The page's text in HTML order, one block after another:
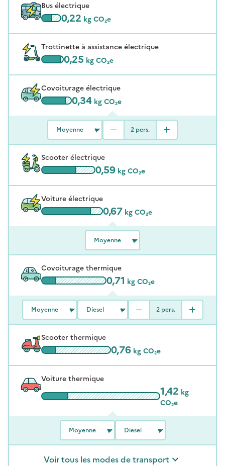
Bus électrique
0,22 kg CO₂e
Trottinette à assistance électrique
0,25 kg CO₂e
Covoiturage électrique
0,34 kg CO₂e
2 pers.
Scooter électrique
0,59 kg CO₂e
Voiture électrique
0,67 kg CO₂e
Covoiturage thermique
0,71 kg CO₂e
2 pers.
Scooter thermique
0,76 kg CO₂e
Voiture thermique
1,42 kg
CO₂e
Voir tous les modes de transport